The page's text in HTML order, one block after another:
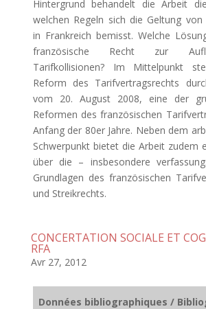
Hintergrund behandelt die Arbeit
welchen Regeln sich die Geltung von
in Frankreich bemisst. Welche
französische Recht zur
Tarifkollisionen? Im Mittelpunkt
Reform des Tarifvertragsrechts
vom 20. August 2008, eine der
Reformen des französischen
Anfang der 80er Jahre. Neben dem
Schwerpunkt bietet die Arbeit zudem
über die – insbesondere
Grundlagen des französischen
und Streikrechts.
CONCERTATION SOCIALE ET
RFA
Avr 27, 2012
Données bibliographiques /